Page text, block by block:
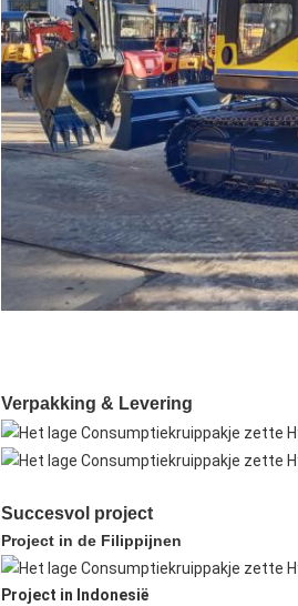
Verpakking & Levering
Succesvol project
Project in de Filippijnen
Project in Indonesië